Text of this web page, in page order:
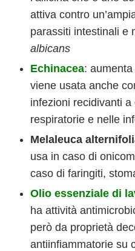
attiva contro
parassiti intestinali e
albicans
Echinacea:
viene usata anche
infezioni recidivanti
respiratorie e nelle
Melaleuca
usa in caso di
caso di faringiti,
Olio essenziale di
ha attività
però da proprietà
antiinfiammatorie su